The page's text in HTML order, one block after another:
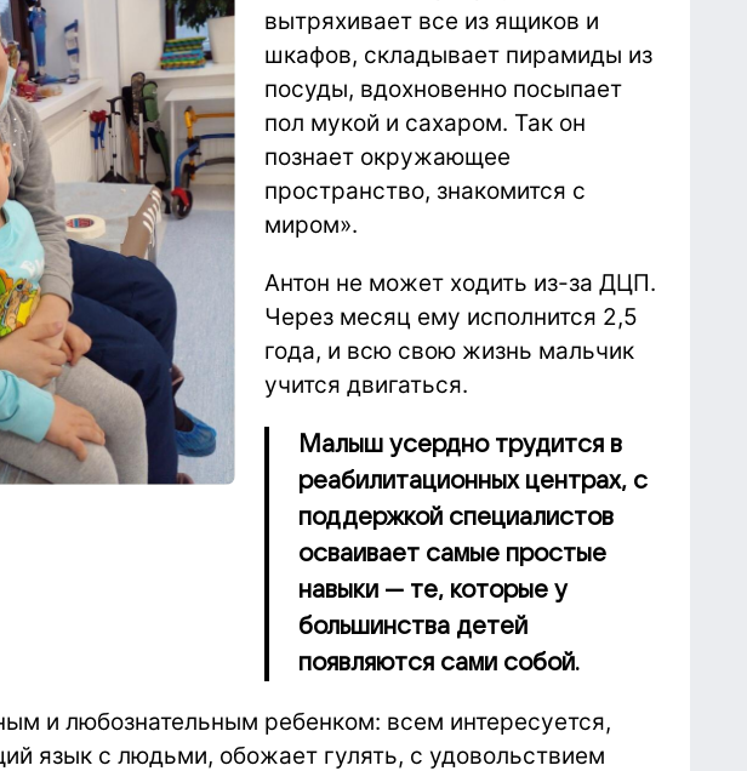
вытряхивает все из ящиков и
шкафов, складывает пирамиды из
посуды, вдохновенно посыпает
пол мукой и сахаром. Так он
познает окружающее
пространство, знакомится с
миром».
Антон не может ходить из-за ДЦП.
Через месяц ему исполнится 2,5
года, и всю свою жизнь мальчик
учится двигаться.
Малыш усердно трудится в
реабилитационных центрах, с
поддержкой специалистов
осваивает самые простые
навыки — те, которые у
большинства детей
появляются сами собой.
и любознательным ребенком: всем интересуется,
язык с людьми, обожает гулять, с удовольствием